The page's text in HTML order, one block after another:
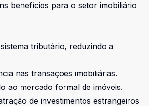
benefícios para o setor imobiliário
tributário, reduzindo a
nas transações imobiliárias.
ao mercado formal de imóveis.
de investimentos estrangeiros